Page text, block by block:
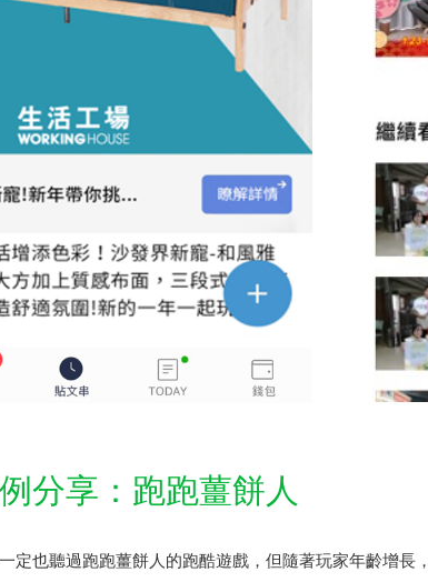
分享：跑跑薑餅人
定也聽過跑跑薑餅人的跑酷遊戲，但隨著玩家年齡增